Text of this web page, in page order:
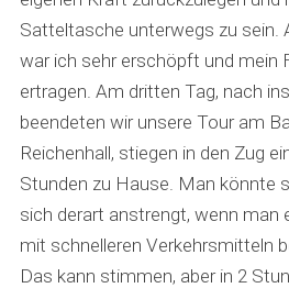
Satteltasche unterwegs zu sein.
war ich sehr erschöpft und mein
ertragen. Am dritten Tag, nach
beendeten wir unsere Tour am
Reichenhall, stiegen in den Zug
Stunden zu Hause. Man könnte
sich derart anstrengt, wenn man
mit schnelleren Verkehrsmitteln
Das kann stimmen, aber in 2